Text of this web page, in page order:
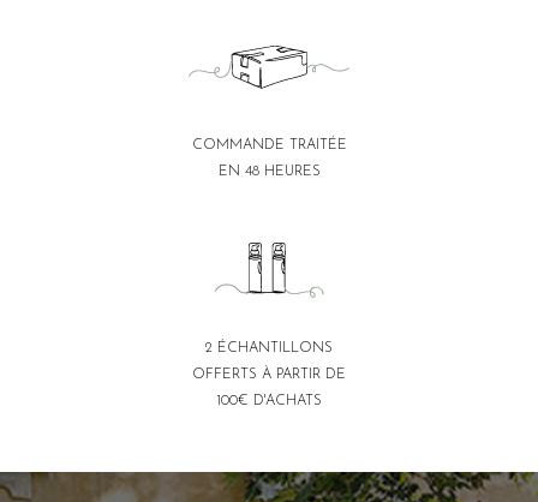
COMMANDE TRAITÉE
EN 48 HEURES
2 ÉCHANTILLONS
OFFERTS À PARTIR DE
100€ D'ACHATS